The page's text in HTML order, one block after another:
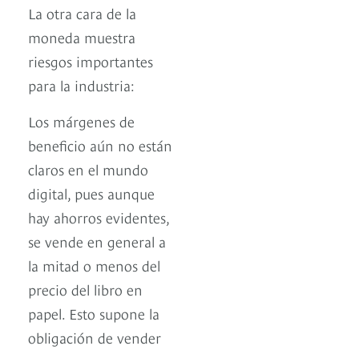
La otra cara de la
moneda muestra
riesgos importantes
para la industria:
Los márgenes de
beneficio aún no están
claros en el mundo
digital, pues aunque
hay ahorros evidentes,
se vende en general a
la mitad o menos del
precio del libro en
papel. Esto supone la
obligación de vender